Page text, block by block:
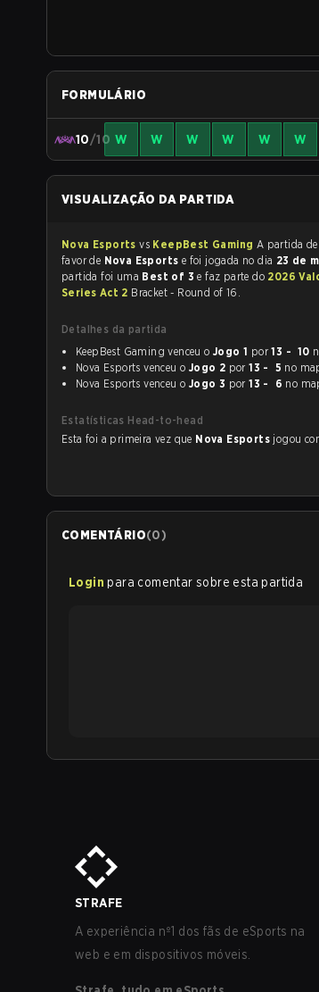
FORMULÁRIO
10/10 W W W W W W
VISUALIZAÇÃO DA PARTIDA
Nova Esportsvs KeepBest Gaming
favor de Nova Esports e foi jogada no dia 23 de
partida foi uma Best of 3e faz parte do 2026
Series Act 2 Bracket - Round of 16.
Detalhes da partida
KeepBest Gaming venceu o Jogo 1 por 13 - 10
Nova Esports venceu o Jogo 2 por 13 - 5 no
Nova Esports venceu o Jogo 3 por 13 - 6 no
Estatísticas Head-to-head
Esta foi a primeira vez que Nova Esports
COMENTÁRIO(0)
Login para comentar sobre esta partida
STRAFE
A experiência nº1 dos fãs de eSports na
web e em dispositivos móveis.